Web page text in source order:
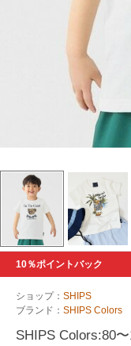
10％ポイントバック
ショップ： SHIPS
ブランド： SHIPS Colors
SHIPS Colors:80